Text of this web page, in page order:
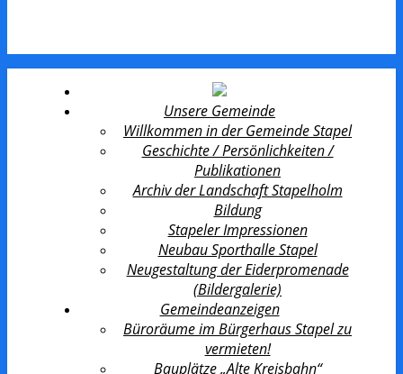
Unsere Gemeinde
Willkommen in der Gemeinde Stapel
Geschichte / Persönlichkeiten /
Publikationen
Archiv der Landschaft Stapelholm
Bildung
Stapeler Impressionen
Neubau Sporthalle Stapel
Neugestaltung der Eiderpromenade
(Bildergalerie)
Gemeindeanzeigen
Büroräume im Bürgerhaus Stapel zu
vermieten!
Bauplätze „Alte Kreisbahn“